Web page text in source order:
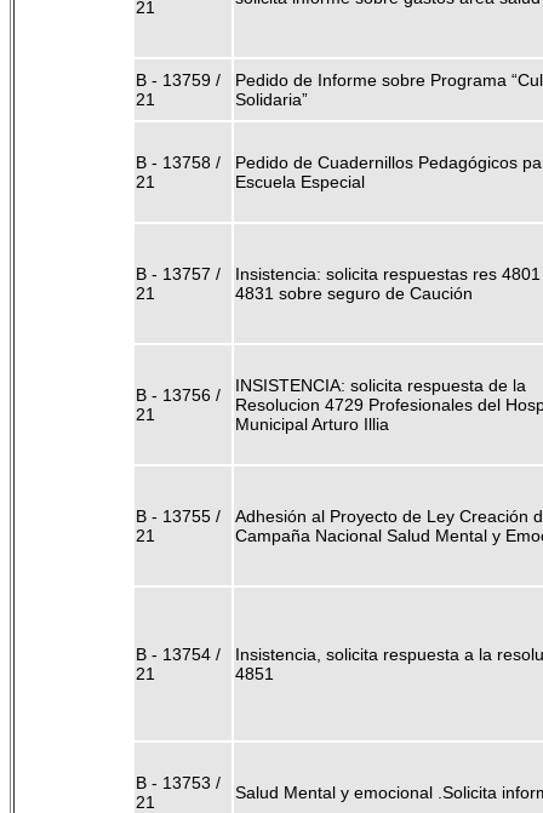
21
B - 13759 /
21
Pedido de Informe sobre Programa
Solidaria”
B - 13758 /
21
Pedido de Cuadernillos Pedagógicos
Escuela Especial
B - 13757 /
21
Insistencia: solicita respuestas res 4801
4831 sobre seguro de Caución
B - 13756 /
21
INSISTENCIA: solicita respuesta de la
Resolucion 4729 Profesionales del
Municipal Arturo Illia
B - 13755 /
21
Adhesión al Proyecto de Ley Creación
Campaña Nacional Salud Mental y
B - 13754 /
21
Insistencia, solicita respuesta a la
4851
B - 13753 /
21
Salud Mental y emocional .Solicita